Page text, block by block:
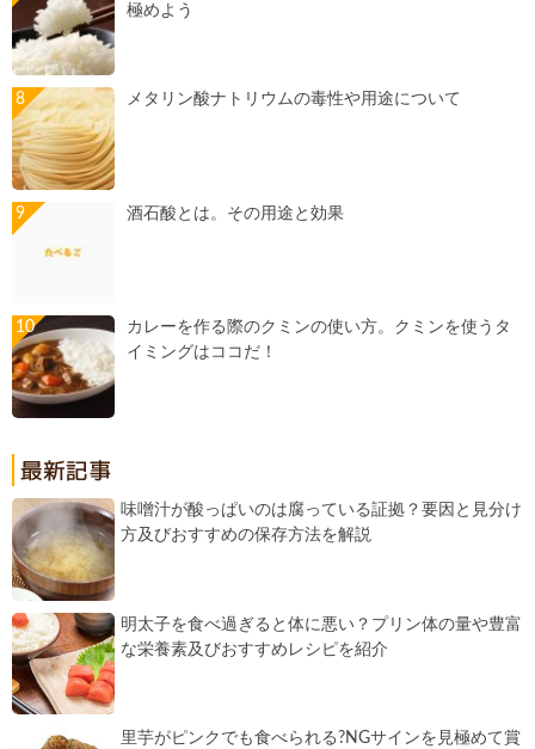
極めよう
メタリン酸ナトリウムの毒性や用途について
酒石酸とは。その用途と効果
カレーを作る際のクミンの使い方。クミンを使うタ
イミングはココだ！
味噌汁が酸っぱいのは腐っている証拠？要因と見分け
方及びおすすめの保存方法を解説
明太子を食べ過ぎると体に悪い？プリン体の量や豊富
な栄養素及びおすすめレシピを紹介
里芋がピンクでも食べられる?NGサインを見極めて賞